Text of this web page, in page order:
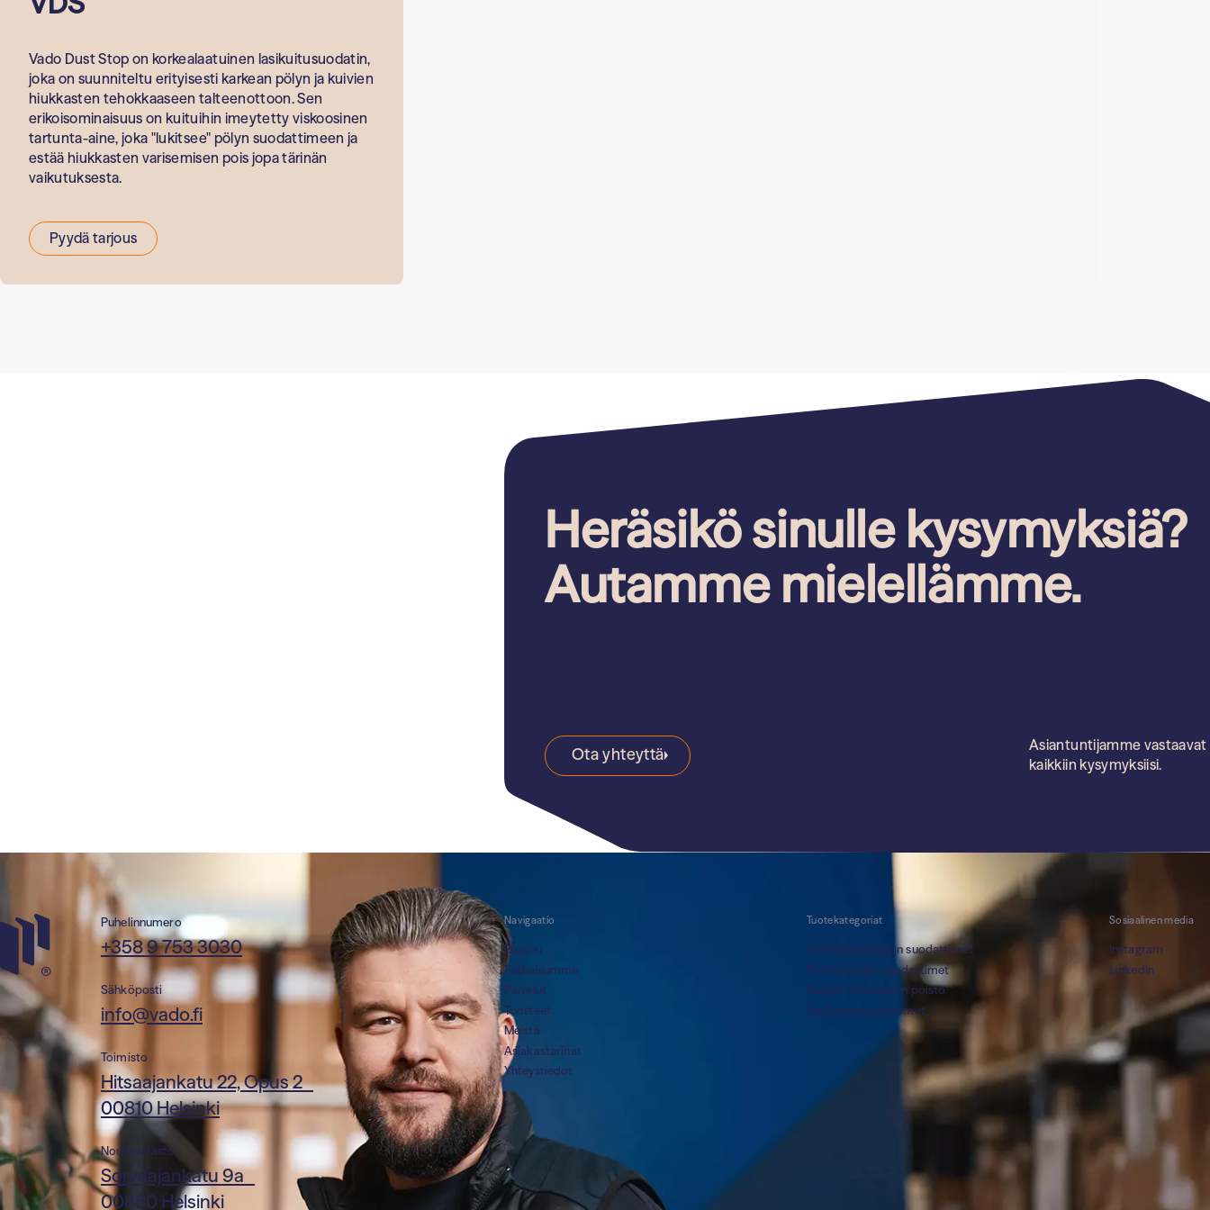
Vado Dust Stop on korkealaatuinen lasikuitusuodatin,
joka on suunniteltu erityisesti karkean pölyn ja kuivien
hiukkasten tehokkaaseen talteenottoon. Sen
erikoisominaisuus on kuituihin imeytetty viskoosinen
tartunta-aine, joka "lukitsee" pölyn suodattimeen ja
estää hiukkasten varisemisen pois jopa tärinän
vaikutuksesta.
Pyydä tarjous
Heräsikö sinulle kysymyksiä?
Autamme mielellämme.
Asiantuntijamme vastaavat
kaikkiin kysymyksiisi.
Ota yhteyttä
Puhelinnumero
+358 9 753 3030
Sähköposti
info@vado.fi
Toimisto
Hitsaajankatu 22, Opus 2
00810 Helsinki
Noutovarasto
Sorvaajankatu 9a
00880 Helsinki
Navigaatio
Etusivu
Ratkaisumme
Palvelut
Tuotteet
Meistä
Asiakastarinat
Yhteystiedot
Tuotekategoriat
Yleisilmanvaihdon suodattimet
Puhdastilojen suodattimet
Hajujen ja kaasujen poisto
Teollisuuss­uodattimet
Sosiaalinen media
Instagram
LinkedIn